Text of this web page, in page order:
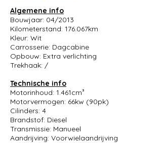
Algemene info
Bouwjaar: 04/2013
Kilometerstand: 176.067km
Kleur: Wit
Carrosserie: Dagcabine
Opbouw: Extra verlichting
Trekhaak: /
Technische info
Motorinhoud: 1.461cm³
Motorvermogen: 66kw (90pk)
Cilinders: 4
Brandstof: Diesel
Transmissie: Manueel
Aandrijving: Voorwielaandrijving